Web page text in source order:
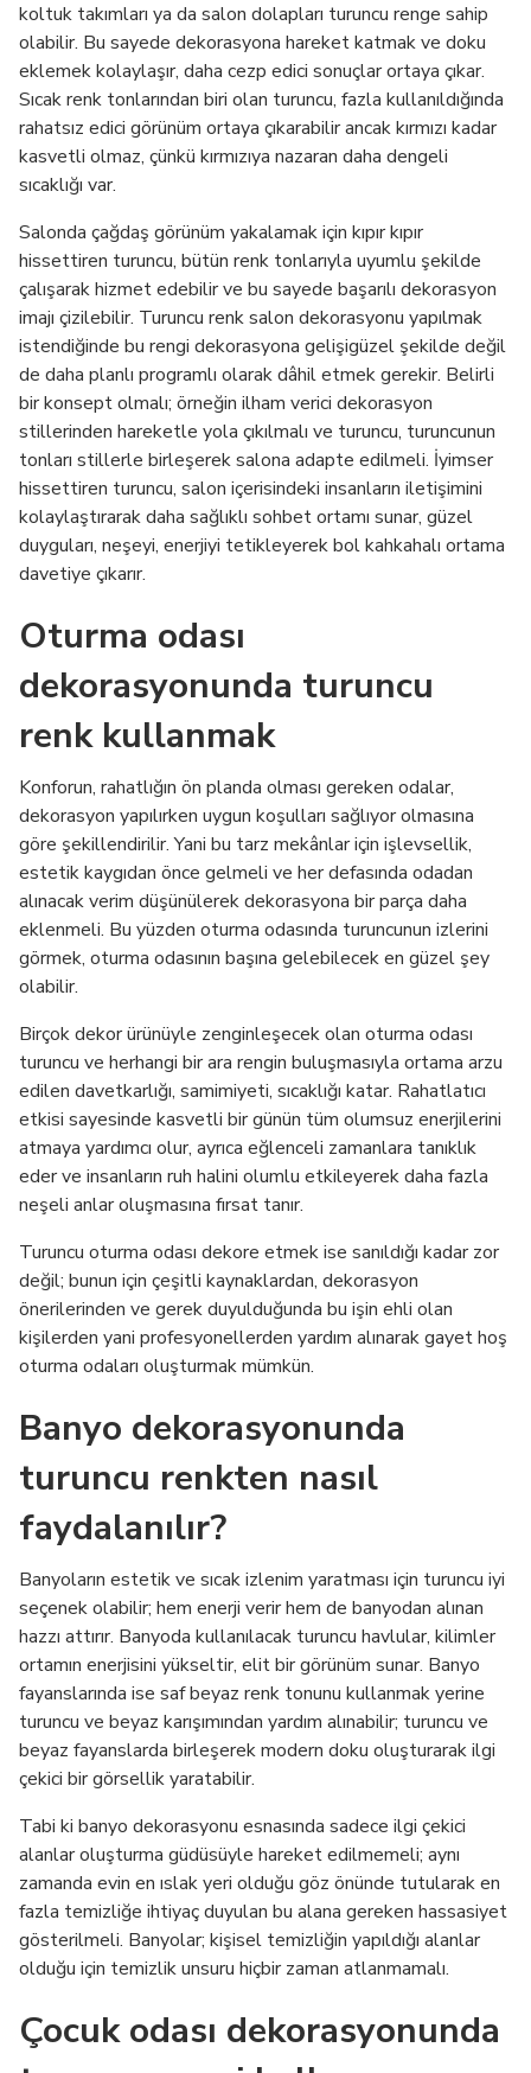
koltuk takımları ya da salon dolapları turuncu renge sahip
olabilir. Bu sayede dekorasyona hareket katmak ve doku
eklemek kolaylaşır, daha cezp edici sonuçlar ortaya çıkar.
Sıcak renk tonlarından biri olan turuncu, fazla kullanıldığında
rahatsız edici görünüm ortaya çıkarabilir ancak kırmızı kadar
kasvetli olmaz, çünkü kırmızıya nazaran daha dengeli
sıcaklığı var.
Salonda çağdaş görünüm yakalamak için kıpır kıpır
hissettiren turuncu, bütün renk tonlarıyla uyumlu şekilde
çalışarak hizmet edebilir ve bu sayede başarılı dekorasyon
imajı çizilebilir. Turuncu renk salon dekorasyonu yapılmak
istendiğinde bu rengi dekorasyona gelişigüzel şekilde değil
de daha planlı programlı olarak dâhil etmek gerekir. Belirli
bir konsept olmalı; örneğin ilham verici dekorasyon
stillerinden hareketle yola çıkılmalı ve turuncu, turuncunun
tonları stillerle birleşerek salona adapte edilmeli. İyimser
hissettiren turuncu, salon içerisindeki insanların iletişimini
kolaylaştırarak daha sağlıklı sohbet ortamı sunar, güzel
duyguları, neşeyi, enerjiyi tetikleyerek bol kahkahalı ortama
davetiye çıkarır.
Oturma odası
dekorasyonunda turuncu
renk kullanmak
Konforun, rahatlığın ön planda olması gereken odalar,
dekorasyon yapılırken uygun koşulları sağlıyor olmasına
göre şekillendirilir. Yani bu tarz mekânlar için işlevsellik,
estetik kaygıdan önce gelmeli ve her defasında odadan
alınacak verim düşünülerek dekorasyona bir parça daha
eklenmeli. Bu yüzden oturma odasında turuncunun izlerini
görmek, oturma odasının başına gelebilecek en güzel şey
olabilir.
Birçok dekor ürünüyle zenginleşecek olan oturma odası
turuncu ve herhangi bir ara rengin buluşmasıyla ortama arzu
edilen davetkarlığı, samimiyeti, sıcaklığı katar. Rahatlatıcı
etkisi sayesinde kasvetli bir günün tüm olumsuz enerjilerini
atmaya yardımcı olur, ayrıca eğlenceli zamanlara tanıklık
eder ve insanların ruh halini olumlu etkileyerek daha fazla
neşeli anlar oluşmasına fırsat tanır.
Turuncu oturma odası dekore etmek ise sanıldığı kadar zor
değil; bunun için çeşitli kaynaklardan, dekorasyon
önerilerinden ve gerek duyulduğunda bu işin ehli olan
kişilerden yani profesyonellerden yardım alınarak gayet hoş
oturma odaları oluşturmak mümkün.
Banyo dekorasyonunda
turuncu renkten nasıl
faydalanılır?
Banyoların estetik ve sıcak izlenim yaratması için turuncu iyi
seçenek olabilir; hem enerji verir hem de banyodan alınan
hazzı attırır. Banyoda kullanılacak turuncu havlular, kilimler
ortamın enerjisini yükseltir, elit bir görünüm sunar. Banyo
fayanslarında ise saf beyaz renk tonunu kullanmak yerine
turuncu ve beyaz karışımından yardım alınabilir; turuncu ve
beyaz fayanslarda birleşerek modern doku oluşturarak ilgi
çekici bir görsellik yaratabilir.
Tabi ki banyo dekorasyonu esnasında sadece ilgi çekici
alanlar oluşturma güdüsüyle hareket edilmemeli; aynı
zamanda evin en ıslak yeri olduğu göz önünde tutularak en
fazla temizliğe ihtiyaç duyulan bu alana gereken hassasiyet
gösterilmeli. Banyolar; kişisel temizliğin yapıldığı alanlar
olduğu için temizlik unsuru hiçbir zaman atlanmamalı.
Çocuk odası dekorasyonunda